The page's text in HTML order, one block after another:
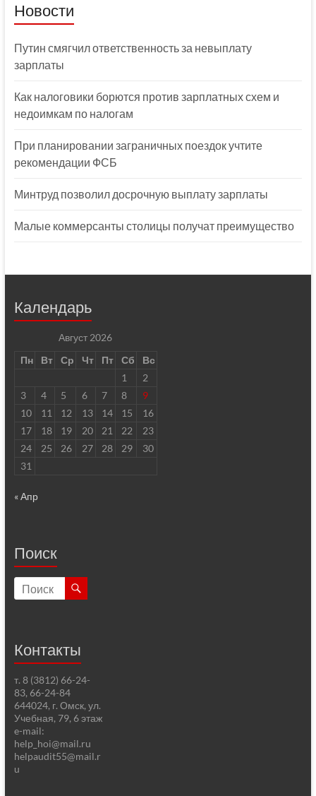
Новости
Путин смягчил ответственность за невыплату
зарплаты
Как налоговики борются против зарплатных схем и
недоимкам по налогам
При планировании заграничных поездок учтите
рекомендации ФСБ
Минтруд позволил досрочную выплату зарплаты
Малые коммерсанты столицы получат преимущество
Календарь
Август 2026
Пн
Вт Ср Чт Пт Сб
Вс
1
2
3
4 5 6 7 8
9
10
11 12 13 14 15
16
17
18 19 20 21 22
23
24
25 26 27 28 29
30
31
« Апр
Поиск
Контакты
т. 8 (3812) 66-24-
83, 66-24-84
644024, г. Омск, ул.
Учебная, 79, 6 этаж
e-mail:
help_hoi@mail.ru
helpaudit55@mail.r
u